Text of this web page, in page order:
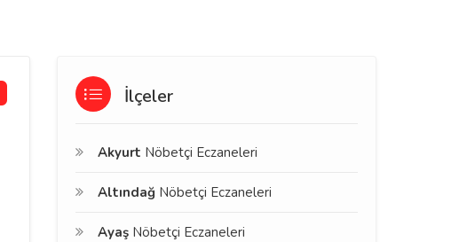
İlçeler
Akyurt Nöbetçi Eczaneleri
Altındağ Nöbetçi Eczaneleri
Ayaş Nöbetçi Eczaneleri